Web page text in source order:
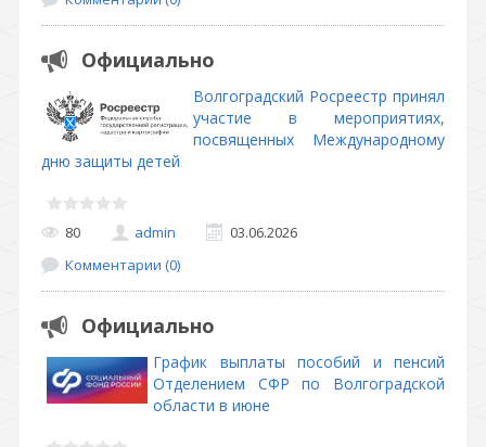
Официально
Волгоградский Росреестр принял
участие в мероприятиях,
посвященных Международному
дню защиты детей
80 admin
03.06.2026
Комментарии (0)
Официально
График выплаты пособий и пенсий
Отделением СФР по Волгоградской
области в июне